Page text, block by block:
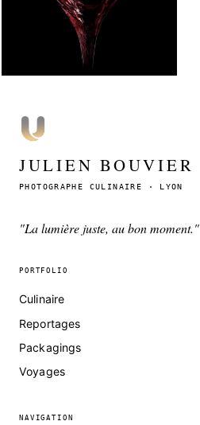
JULIEN BOUVIER
PHOTOGRAPHE CULINAIRE · LYON
"La lumière juste, au bon moment."
PORTFOLIO
Culinaire
Reportages
Packagings
Voyages
NAVIGATION